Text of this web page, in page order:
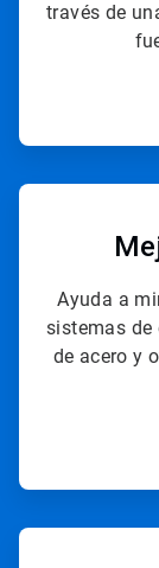
través de
Ayuda a
sistemas de
de acero y